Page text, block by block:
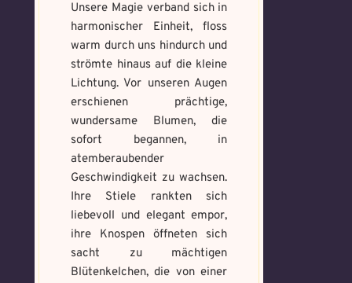
Unsere Magie verband sich in
harmonischer Einheit, floss
warm durch uns hindurch und
strömte hinaus auf die kleine
Lichtung. Vor unseren Augen
erschienen prächtige,
wundersame Blumen, die
sofort begannen, in
atemberaubender
Geschwindigkeit zu wachsen.
Ihre Stiele rankten sich
liebevoll und elegant empor,
ihre Knospen öffneten sich
sacht zu mächtigen
Blütenkelchen, die von einer
Mandala senden
Max file size: 9.08 MB. | Allowed file
types: gif,jpeg,png,jpg,pdf | Min
number of file: 1
Select Files
Absenden
Memory Screenshot
senden
Max file size: 9.08 MB. | Allowed file
types: gif,jpeg,png,jpg,pdf | Min
number of file: 1
Datei wählen
Absenden